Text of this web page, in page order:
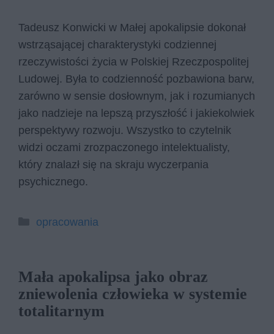
Tadeusz Konwicki w Małej apokalipsie dokonał
wstrząsającej charakterystyki codziennej
rzeczywistości życia w Polskiej Rzeczpospolitej
Ludowej. Była to codzienność pozbawiona barw,
zarówno w sensie dosłownym, jak i rozumianych
jako nadzieje na lepszą przyszłość i jakiekolwiek
perspektywy rozwoju. Wszystko to czytelnik
widzi oczami zrozpaczonego intelektualisty,
który znalazł się na skraju wyczerpania
psychicznego.
Kategorie
opracowania
Mała apokalipsa jako obraz
zniewolenia człowieka w systemie
totalitarnym